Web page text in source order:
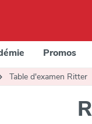
Promos
Table d'examen Ritter